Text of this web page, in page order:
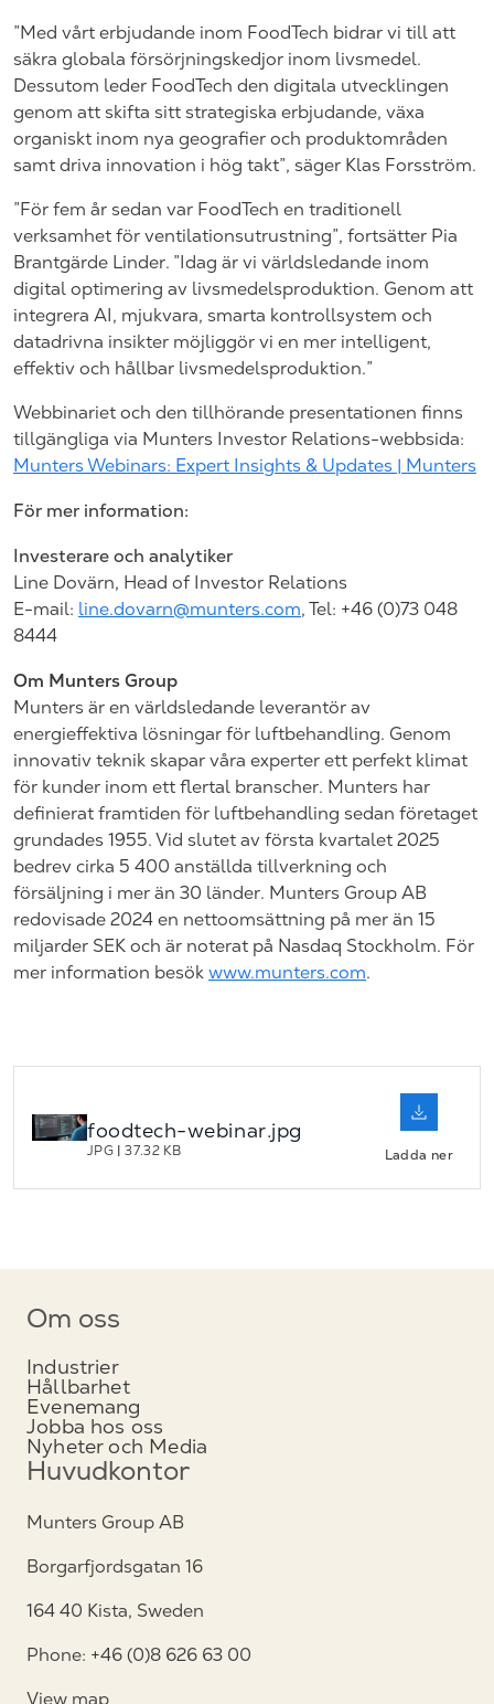
”Med vårt erbjudande inom FoodTech bidrar vi till att
säkra globala försörjningskedjor inom livsmedel.
Dessutom leder FoodTech den digitala utvecklingen
genom att skifta sitt strategiska erbjudande, växa
organiskt inom nya geografier och produktområden
samt driva innovation i hög takt”, säger Klas Forsström.
”För fem år sedan var FoodTech en traditionell
verksamhet för ventilationsutrustning”, fortsätter Pia
Brantgärde Linder. ”Idag är vi världsledande inom
digital optimering av livsmedelsproduktion. Genom att
integrera AI, mjukvara, smarta kontrollsystem och
datadrivna insikter möjliggör vi en mer intelligent,
effektiv och hållbar livsmedelsproduktion.”
Webbinariet och den tillhörande presentationen finns
tillgängliga via Munters Investor Relations-webbsida:
Munters Webinars: Expert Insights & Updates | Munters
För mer information:
Investerare och analytiker
Line Dovärn, Head of Investor Relations
E-mail: line.dovarn@munters.com, Tel: +46 (0)73 048
8444
Om Munters Group
Munters är en världsledande leverantör av
energieffektiva lösningar för luftbehandling. Genom
innovativ teknik skapar våra experter ett perfekt klimat
för kunder inom ett flertal branscher. Munters har
definierat framtiden för luftbehandling sedan företaget
grundades 1955. Vid slutet av första kvartalet 2025
bedrev cirka 5 400 anställda tillverkning och
försäljning i mer än 30 länder. Munters Group AB
redovisade 2024 en nettoomsättning på mer än 15
miljarder SEK och är noterat på Nasdaq Stockholm. För
mer information besök www.munters.com.
foodtech-webinar.jpg
JPG |37.32 KB Ladda ner
Om oss
Industrier
Hållbarhet
Evenemang
Jobba hos oss
Nyheter och Media
Huvudkontor
Munters Group AB
Borgarfjordsgatan 16
164 40 Kista, Sweden
Phone: +46 (0)8 626 63 00
View map